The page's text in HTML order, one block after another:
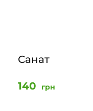
Санат
140 грн